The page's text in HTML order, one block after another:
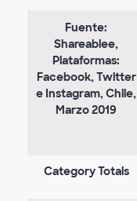
Fuente:
Shareablee,
Plataformas:
Facebook, Twitter
e Instagram, Chile,
Marzo 2019
Category Totals